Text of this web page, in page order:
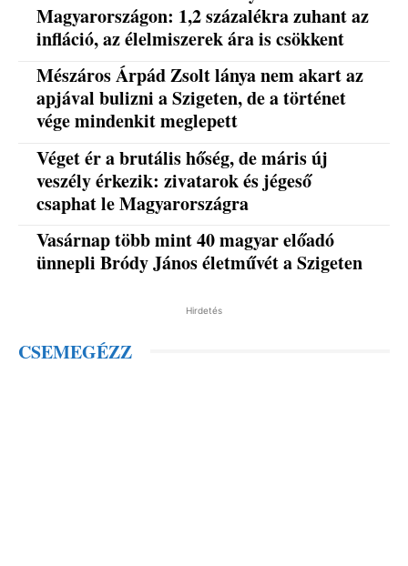
Magyarországon: 1,2 százalékra zuhant az
infláció, az élelmiszerek ára is csökkent
Mészáros Árpád Zsolt lánya nem akart az
apjával bulizni a Szigeten, de a történet
vége mindenkit meglepett
Véget ér a brutális hőség, de máris új
veszély érkezik: zivatarok és jégeső
csaphat le Magyarországra
Vasárnap több mint 40 magyar előadó
ünnepli Bródy János életművét a Szigeten
Hirdetés
CSEMEGÉZZ